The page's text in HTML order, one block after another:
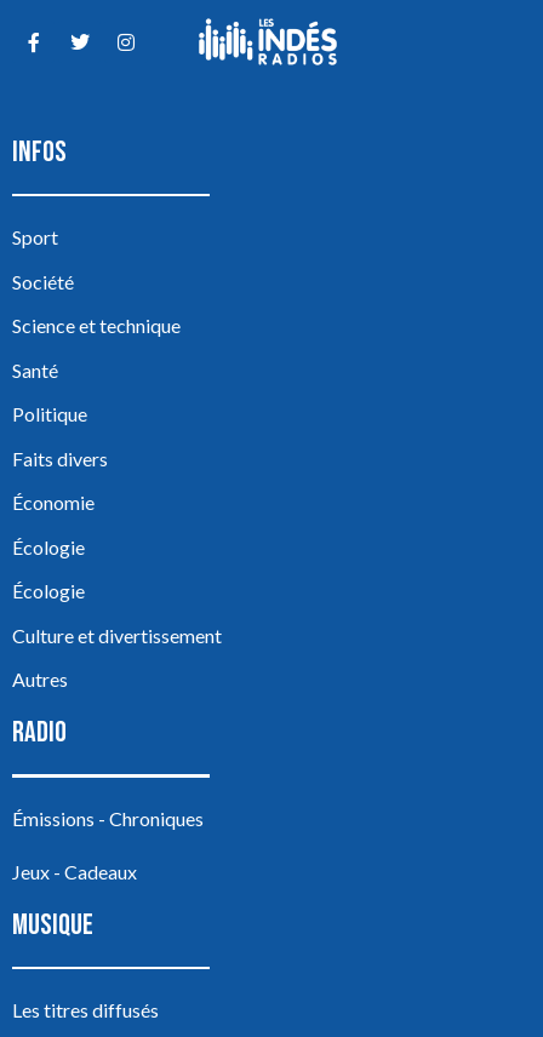
INFOS
Sport
Société
Science et technique
Santé
Politique
Faits divers
Économie
Écologie
Écologie
Culture et divertissement
Autres
RADIO
Émissions - Chroniques
Jeux - Cadeaux
MUSIQUE
Les titres diffusés